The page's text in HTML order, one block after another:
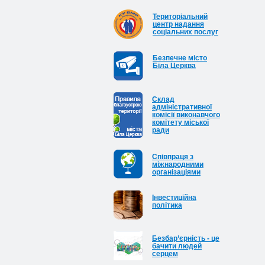
Територіальний
центр надання
соціальних послуг
Безпечне місто
Біла Церква
Cклад
адміністративної
комісії виконавчого
комітету міської
ради
Співпраця з
міжнародними
організаціями
Інвестиційна
політика
Безбар’єрність - це
бачити людей
серцем